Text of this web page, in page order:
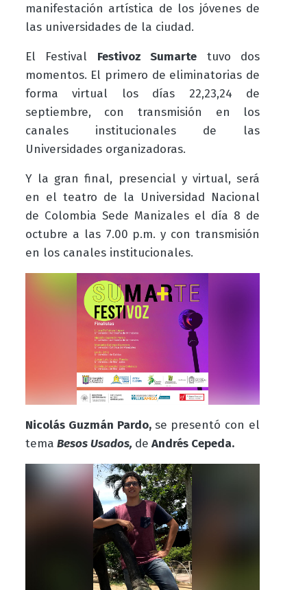
manifestación artística de los jóvenes de
las universidades de la ciudad.
El Festival Festivoz Sumarte tuvo dos
momentos. El primero de eliminatorias de
forma virtual los días 22,23,24 de
septiembre, con transmisión en los
canales institucionales de las
Universidades organizadoras.
Y la gran final, presencial y virtual, será
en el teatro de la Universidad Nacional
de Colombia Sede Manizales el día 8 de
octubre a las 7.00 p.m. y con transmisión
en los canales institucionales.
Nicolás Guzmán Pardo, se presentó con el
tema Besos Usados, de Andrés Cepeda.